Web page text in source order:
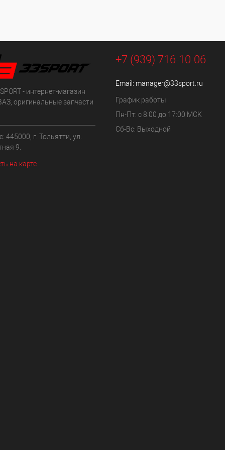
- интернет-магазин
оригинальные запчасти
445000, г. Тольятти, ул.
9.
на карте
+7 (939) 716-10-06
Email: manager@33sport.ru
График работы
Пн-Пт: с 8:00 до 17:00 МСК
Сб-Вс: Выходной